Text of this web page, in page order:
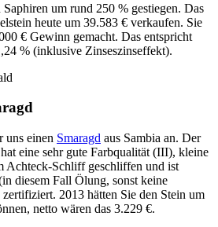
um rund 250 % gestiegen. Das
heute um 39.583 € verkaufen. Sie
€ Gewinn gemacht. Das entspricht
% (inklusive Zinseszinseffekt).
uns einen Smaragd aus Sambia an. Der
eine sehr gute Farbqualität (III), kleine
Achteck-Schliff geschliffen und ist
diesem Fall Ölung, sonst keine
2013 hätten Sie den Stein um
netto wären das 3.229 €.